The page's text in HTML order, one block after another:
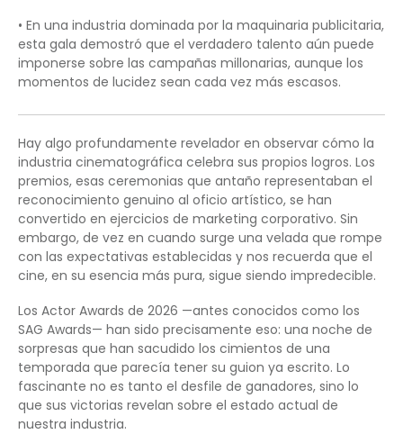
• En una industria dominada por la maquinaria publicitaria,
esta gala demostró que el verdadero talento aún puede
imponerse sobre las campañas millonarias, aunque los
momentos de lucidez sean cada vez más escasos.
Hay algo profundamente revelador en observar cómo la
industria cinematográfica celebra sus propios logros. Los
premios, esas ceremonias que antaño representaban el
reconocimiento genuino al oficio artístico, se han
convertido en ejercicios de marketing corporativo. Sin
embargo, de vez en cuando surge una velada que rompe
con las expectativas establecidas y nos recuerda que el
cine, en su esencia más pura, sigue siendo impredecible.
Los Actor Awards de 2026 —antes conocidos como los
SAG Awards— han sido precisamente eso: una noche de
sorpresas que han sacudido los cimientos de una
temporada que parecía tener su guion ya escrito. Lo
fascinante no es tanto el desfile de ganadores, sino lo
que sus victorias revelan sobre el estado actual de
nuestra industria.